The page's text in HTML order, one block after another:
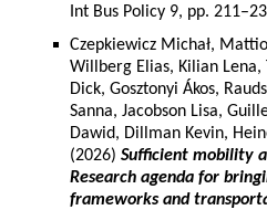
Int Bus Policy 9, pp.
Czepkiewicz Michał,
Willberg Elias, Kilian
Dick, Gosztonyi Ákos,
Sanna, Jacobson Lisa,
Dawid, Dillman Kevin,
(2026) Sufficient mobility
Research agenda for
frameworks and